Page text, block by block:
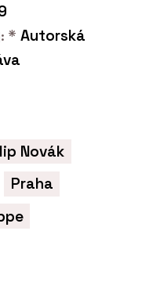
* Autorská
Novák
Praha